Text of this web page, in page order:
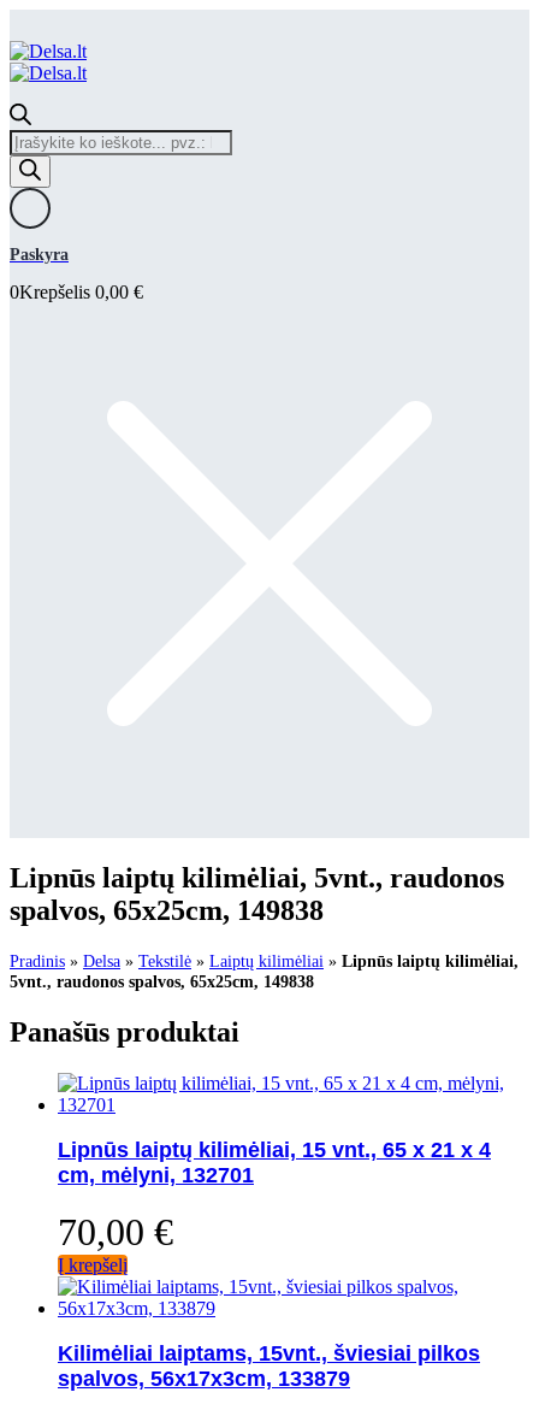
Products
search
Paskyra
0Krepšelis 0,00 €
Lipnūs laiptų kilimėliai, 5vnt., raudonos
spalvos, 65x25cm, 149838
Pradinis » Delsa » Tekstilė » Laiptų kilimėliai » Lipnūs laiptų kilimėliai,
5vnt., raudonos spalvos, 65x25cm, 149838
Panašūs produktai
Lipnūs laiptų kilimėliai, 15 vnt., 65 x 21 x 4
cm, mėlyni, 132701
70,00 €
Į krepšelį
Kilimėliai laiptams, 15vnt., šviesiai pilkos
spalvos, 56x17x3cm, 133879